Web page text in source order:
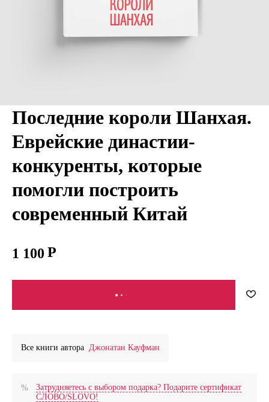
Последние короли Шанхая.
Еврейские династии-
конкуренты, которые
помогли построить
современный Китай
1 100
В КОРЗИНУ
Все книги автора Джонатан Кауфман
Затрудняетесь с выбором подарка? Подарите сертификат
СЛОВО/SLOVO!